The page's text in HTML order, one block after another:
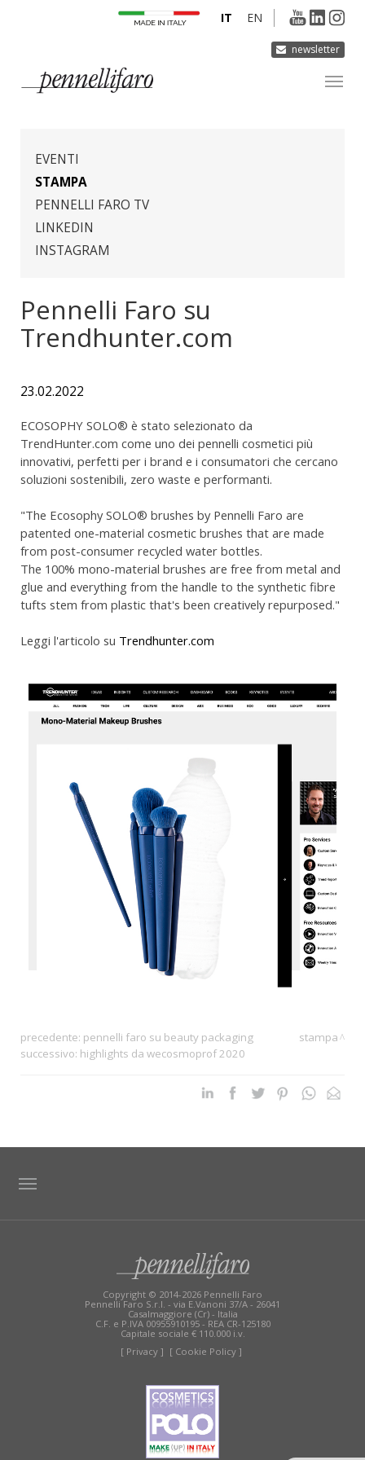
newsletter
EN
IT
PRODOTTI
INNOVAZIONE
DERMOCURA
MEDIA
EVENTI
STAMPA
PENNELLI FARO TV
LINKEDIN
INSTAGRAM
Pennelli Faro su
Trendhunter.com
23.02.2022
ECOSOPHY SOLO® è stato selezionato da
TrendHunter.com come uno dei pennelli cosmetici più
innovativi, perfetti per i brand e i consumatori che cercano
soluzioni sostenibili, zero waste e performanti.
"The Ecosophy SOLO® brushes by Pennelli Faro are
patented one-material cosmetic brushes that are made
from post-consumer recycled water bottles.
The 100% mono-material brushes are free from metal and
glue and everything from the handle to the synthetic fibre
tufts stem from plastic that's been creatively repurposed."
Leggi l'articolo su Trendhunter.com
precedente: pennelli faro su beauty packaging
successivo: highlights da wecosmoprof 2020
stampa
Copyright © 2014-2026 Pennelli Faro
Pennelli Faro S.r.l. - via E.Vanoni 37/A - 26041
Casalmaggiore (Cr) - Italia
C.F. e P.IVA 00955910195 - REA CR-125180
Capitale sociale € 110.000 i.v.
[ Privacy ] [ Cookie Policy ]